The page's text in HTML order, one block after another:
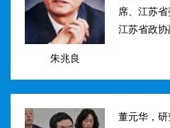
朱兆良
席、江苏
江苏省政协
国家、中
董元华，